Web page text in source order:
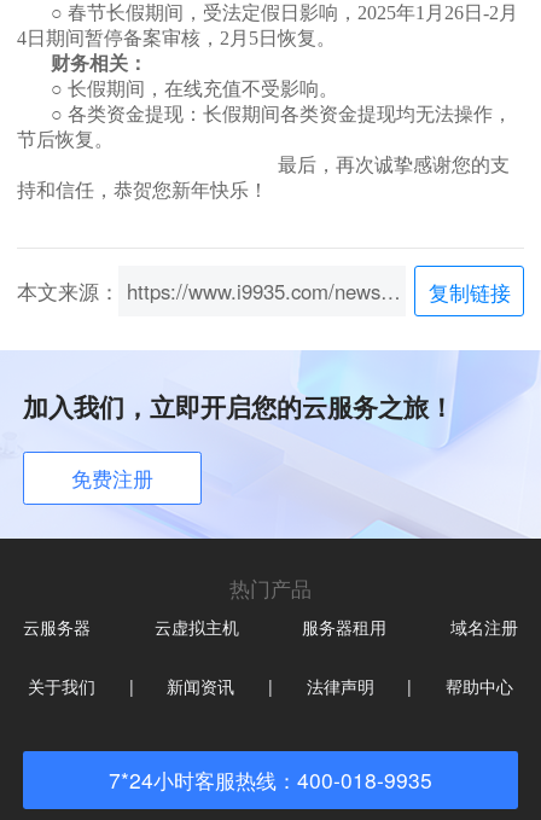
○ 春节长假期间，受法定假日影响，2025年1月 26日-2月
4日期间暂停备案审核，2月 5日恢复。
财务相关：
○ 长假期间，在线充值不受影响。
○ 各类资金提现：长假期间各类资金提现均无法操作，
节后恢复。
最后，再次诚挚感谢您的支
持和信任，恭贺您新年快乐！
本文来源： https://www.i9935.com/news/content/248.html 复制链接
加入我们，立即开启您的云服务之旅！
免费注册
热门产品
云服务器 云虚拟主机 服务器租用 域名注册
关于我们 | 新闻资讯 | 法律声明 | 帮助中心
7*24小时客服热线：400-018-9935